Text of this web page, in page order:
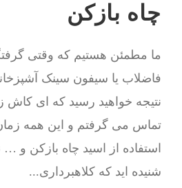
چاه بازکن
ما مطمئن هستیم که وقتی
فاضلاب یا سیفون سینک
نتیجه خواهید رسید که ای کاش
تماس می گرفتم و این همه
استفاده از اسید چاه بازکن و
شنیده اید که کلاهبرداری...